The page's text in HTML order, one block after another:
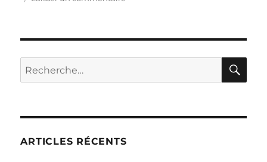
Quand
terre
Recherche
pour :
ARTICLES RÉCENTS